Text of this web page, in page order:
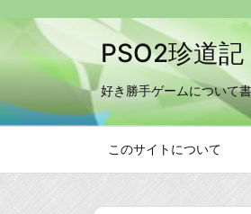
PSO2珍道記
好き勝手ゲームについて
このサイトについて